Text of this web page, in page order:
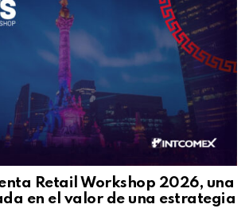
Retail Workshop 2026, una
en el valor de una estrategia